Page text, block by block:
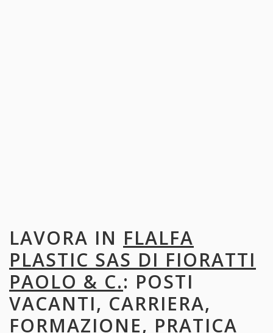
LAVORA IN FLALFA
PLASTIC SAS DI FIORATTI
PAOLO & C.: POSTI
VACANTI, CARRIERA,
FORMAZIONE, PRATICA